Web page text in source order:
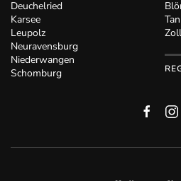
Deuchelried
Karsee
Leupolz
Neuravensburg
Niederwangen
Schomburg